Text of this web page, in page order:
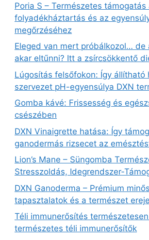
Poria S – Természetes támogatás
folyadékháztartás és az
megőrzéséhez
Eleged van mert próbálkozol… de
akar eltűnni? Itt a zsírcsökkentő
Lúgosítás felsőfokon: Így állítható
szervezet pH-egyensúlya DXN
Gomba kávé: Frissesség és
csészében
DXN Vinaigrette hatása: Így
ganodermás rizsecet az
Lion’s Mane – Süngomba
Stresszoldás,
DXN Ganoderma – Prémium
tapasztalatok és a természet ereje
Téli immunerősítés
természetes téli immunerősítők